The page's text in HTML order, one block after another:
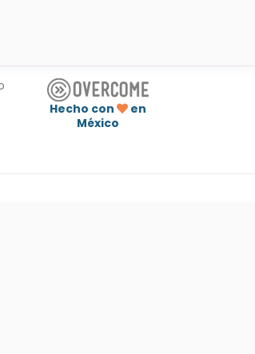
Hecho con
en
México